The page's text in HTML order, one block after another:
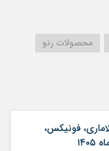
محصولات رنو
فونیکس،